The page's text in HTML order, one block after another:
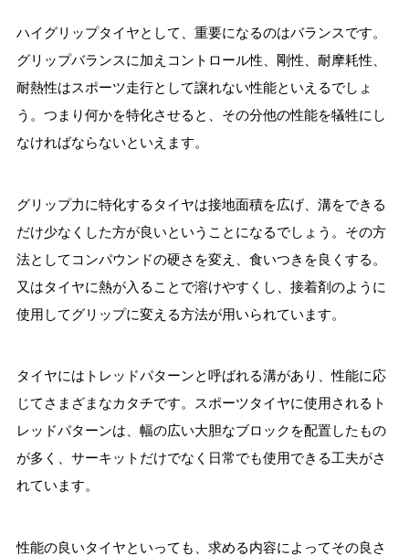
ハイグリップタイヤとして、重要になるのはバランスです。
グリップバランスに加えコントロール性、剛性、耐摩耗性、
耐熱性はスポーツ走行として譲れない性能といえるでしょ
う。つまり何かを特化させると、その分他の性能を犠牲にし
なければならないといえます。
グリップ力に特化するタイヤは接地面積を広げ、溝をできる
だけ少なくした方が良いということになるでしょう。その方
法としてコンパウンドの硬さを変え、食いつきを良くする。
又はタイヤに熱が入ることで溶けやすくし、接着剤のように
使用してグリップに変える方法が用いられています。
タイヤにはトレッドパターンと呼ばれる溝があり、性能に応
じてさまざまなカタチです。スポーツタイヤに使用されるト
レッドパターンは、幅の広い大胆なブロックを配置したもの
が多く、サーキットだけでなく日常でも使用できる工夫がさ
れています。
性能の良いタイヤといっても、求める内容によってその良さ